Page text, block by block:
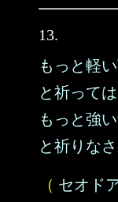
13.
もっと軽
と祈って
もっと強
と祈りなさ
（ セオド